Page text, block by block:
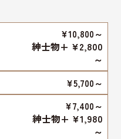
¥10,800～
紳士物+ ¥2,800
～
¥5,700～
¥7,400～
紳士物+ ¥1,980
～